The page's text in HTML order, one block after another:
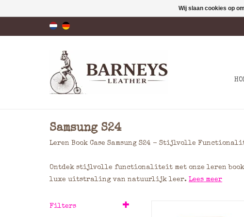
Samsung S24
Leren Book Case Samsung S24 - Stijlvolle
Ontdek stijlvolle functionaliteit met onze leren book
luxe uitstraling van natuurlijk leer. Lees meer
Filters
Wij slaan cookies op